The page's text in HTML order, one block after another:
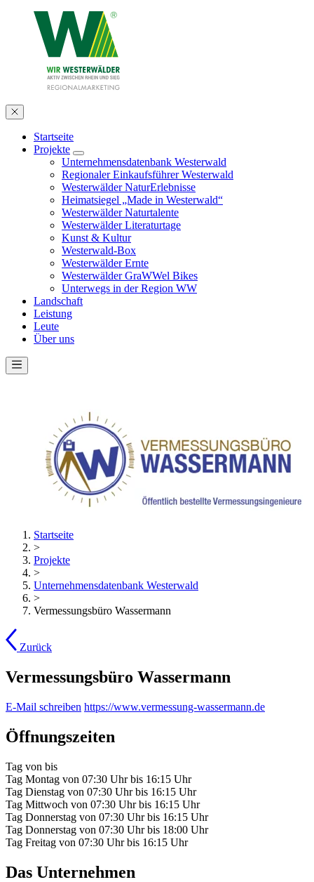
Startseite
Projekte
Unternehmensdatenbank Westerwald
Regionaler Einkaufsführer Westerwald
Westerwälder NaturErlebnisse
Heimatsiegel „Made in Westerwald“
Westerwälder Naturtalente
Westerwälder Literaturtage
Kunst & Kultur
Westerwald-Box
Westerwälder Ernte
Westerwälder GraWWel Bikes
Unterwegs in der Region WW
Landschaft
Leistung
Leute
Über uns
Startseite
>
Projekte
>
Unternehmensdatenbank Westerwald
>
Vermessungsbüro Wassermann
Zurück
Vermessungsbüro Wassermann
E-Mail schreiben https://www.vermessung-wassermann.de
Öffnungszeiten
Tag von bis
Tag Montag von 07:30 Uhr bis 16:15 Uhr
Tag Dienstag von 07:30 Uhr bis 16:15 Uhr
Tag Mittwoch von 07:30 Uhr bis 16:15 Uhr
Tag Donnerstag von 07:30 Uhr bis 16:15 Uhr
Tag Donnerstag von 07:30 Uhr bis 18:00 Uhr
Tag Freitag von 07:30 Uhr bis 16:15 Uhr
Das Unternehmen